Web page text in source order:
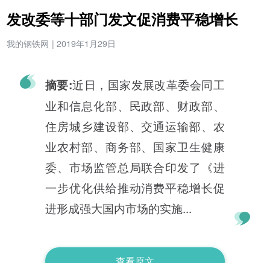
发改委等十部门发文促消费平稳增长
我的钢铁网 | 2019年1月29日
摘要:近日，国家发展改革委会同工
业和信息化部、民政部、财政部、
住房城乡建设部、交通运输部、农
业农村部、商务部、国家卫生健康
委、市场监管总局联合印发了《进
一步优化供给推动消费平稳增长促
进形成强大国内市场的实施...